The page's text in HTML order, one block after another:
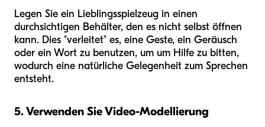
Legen Sie ein Lieblingsspielzeug in einen
durchsichtigen Behälter, den es nicht selbst öffnen
kann. Dies "verleitet" es, eine Geste, ein Geräusch
oder ein Wort zu benutzen, um um Hilfe zu bitten,
wodurch eine natürliche Gelegenheit zum Sprechen
entsteht.
5. Verwenden Sie Video-Modellierung